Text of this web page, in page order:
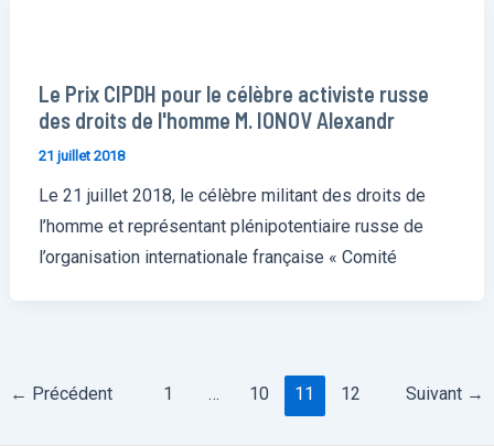
Le Prix CIPDH pour le célèbre activiste russe
des droits de l'homme M. IONOV Alexandr
21 juillet 2018
Le 21 juillet 2018, le célèbre militant des droits de
l’homme et représentant plénipotentiaire russe de
l’organisation internationale française « Comité
← Précédent 1 … 10 11 12 Suivant →